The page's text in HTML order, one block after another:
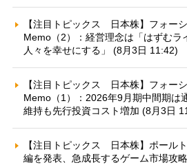
【注目トピックス 日本株】フォー
Memo（2）：経営理念は「はずむラ
人々を幸せにする」 (8月3日 11:42)
【注目トピックス 日本株】フォー
Memo（1）：2026年9月期中間期は
維持も先行投資コスト増加 (8月3日
【注目トピックス 日本株】ポール
編を発表、急成長するゲーム市場攻